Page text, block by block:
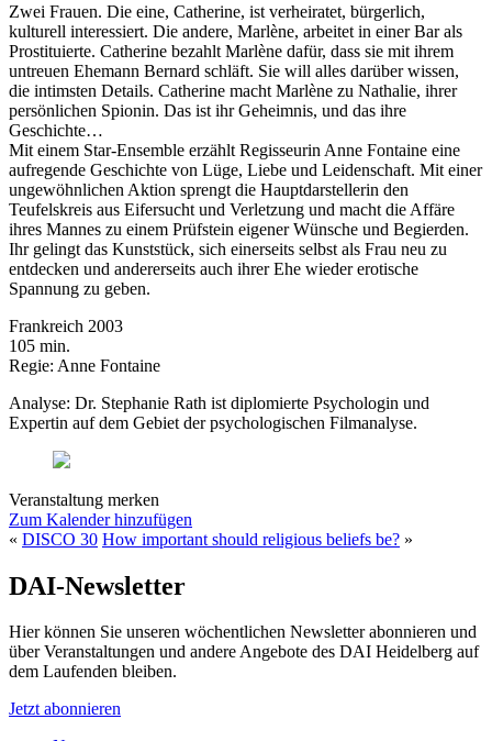
Zwei Frauen. Die eine, Catherine, ist verheiratet, bürgerlich,
kulturell interessiert. Die andere, Marlène, arbeitet in einer Bar als
Prostituierte. Catherine bezahlt Marlène dafür, dass sie mit ihrem
untreuen Ehemann Bernard schläft. Sie will alles darüber wissen,
die intimsten Details. Catherine macht Marlène zu Nathalie, ihrer
persönlichen Spionin. Das ist ihr Geheimnis, und das ihre
Geschichte…
Mit einem Star-Ensemble erzählt Regisseurin Anne Fontaine eine
aufregende Geschichte von Lüge, Liebe und Leidenschaft. Mit einer
ungewöhnlichen Aktion sprengt die Hauptdarstellerin den
Teufelskreis aus Eifersucht und Verletzung und macht die Affäre
ihres Mannes zu einem Prüfstein eigener Wünsche und Begierden.
Ihr gelingt das Kunststück, sich einerseits selbst als Frau neu zu
entdecken und andererseits auch ihrer Ehe wieder erotische
Spannung zu geben.
Frankreich 2003
105 min.
Regie: Anne Fontaine
Analyse: Dr. Stephanie Rath ist diplomierte Psychologin und
Expertin auf dem Gebiet der psychologischen Filmanalyse.
Veranstaltung merken
Zum Kalender hinzufügen
« DISCO 30 How important should religious beliefs be? »
DAI-Newsletter
Hier können Sie unseren wöchentlichen Newsletter abonnieren und
über Veranstaltungen und andere Angebote des DAI Heidelberg auf
dem Laufenden bleiben.
Jetzt abonnieren